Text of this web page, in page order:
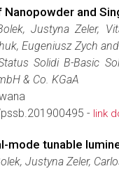
and
Justyna Zeler,
Eugeniusz Zych
Solidi B-Basic
& Co. KGaA
- link
mode tunable
Justyna Zeler,